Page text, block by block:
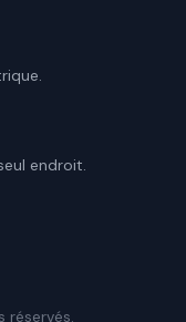
endroit.
réservés.